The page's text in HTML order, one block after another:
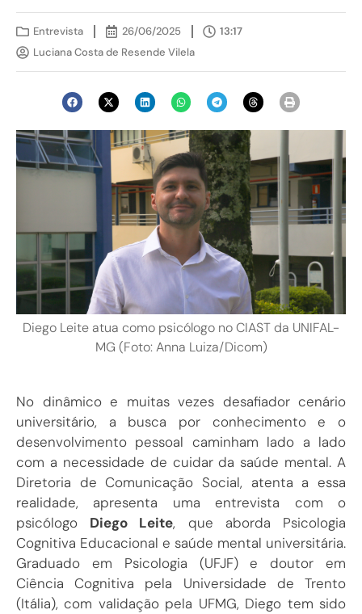
Entrevista 26/06/2025
13:17
Luciana Costa de Resende Vilela
Diego Leite atua como psicólogo no CIAST da UNIFAL-
MG (Foto: Anna Luiza/Dicom)
No dinâmico e muitas vezes desafiador cenário
universitário, a busca por conhecimento e o
desenvolvimento pessoal caminham lado a lado
com a necessidade de cuidar da saúde mental. A
Diretoria de Comunicação Social, atenta a essa
realidade, apresenta uma entrevista com o
psicólogo Diego Leite, que aborda Psicologia
Cognitiva Educacional e saúde mental universitária.
Graduado em Psicologia (UFJF) e doutor em
Ciência Cognitiva pela Universidade de Trento
(Itália), com validação pela UFMG, Diego tem sido